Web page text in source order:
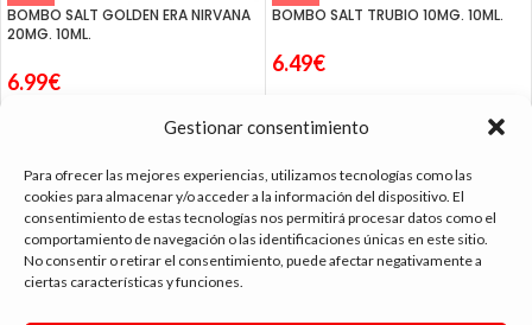
Gestionar consentimiento
Para ofrecer las mejores experiencias, utilizamos tecnologías como las
cookies para almacenar y/o acceder a la información del dispositivo. El
consentimiento de estas tecnologías nos permitirá procesar datos como el
comportamiento de navegación o las identificaciones únicas en este sitio.
No consentir o retirar el consentimiento, puede afectar negativamente a
ciertas características y funciones.
BOMBO SALT GOLDEN ERA NIRVANA
20MG. 10ML.
6.99€
BOMBO SALT TRUBIO 10MG. 10ML.
6.49€
tienda vapeo málaga